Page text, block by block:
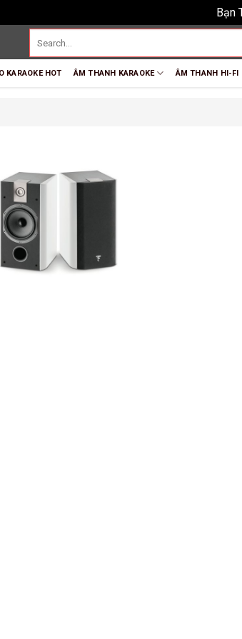
Bạn
KARAOKE HOT ÂM THANH KARAOKE ÂM THANH HI-FI